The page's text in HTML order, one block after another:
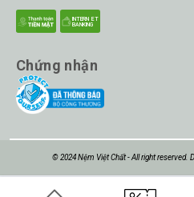
Chứng nhận
© 2024 Nệm Việt Chất - All right reserved.